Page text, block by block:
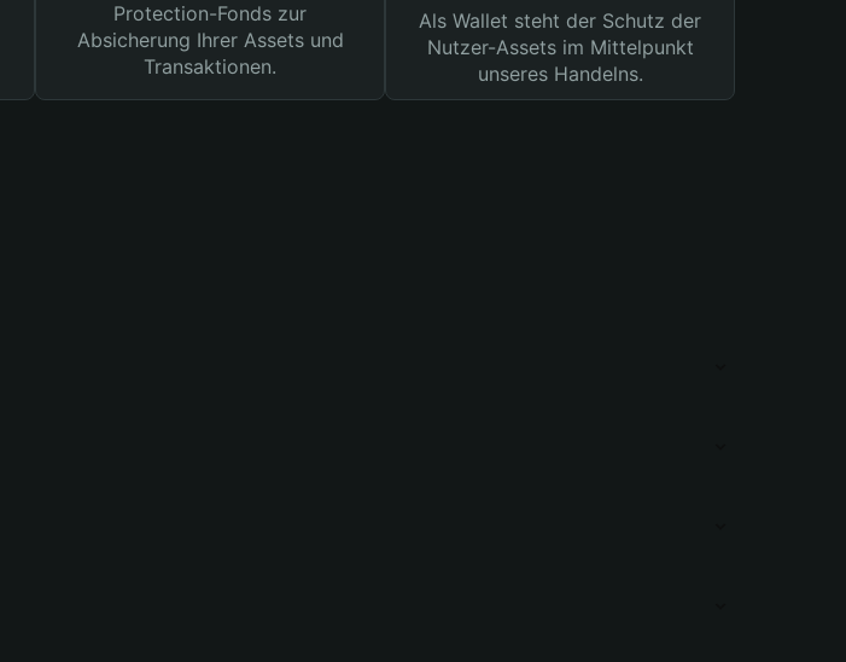
Protection-Fonds zur
Absicherung Ihrer Assets und
Transaktionen.
Als Wallet steht der Schutz der
Nutzer-Assets im Mittelpunkt
unseres Handelns.